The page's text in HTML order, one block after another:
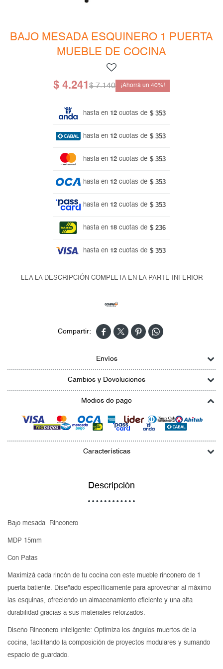
BAJO MESADA ESQUINERO 1 PUERTA
MUEBLE DE COCINA
$ 4.241 $ 7.140 40
hasta en 12 cuotas de $ 353
hasta en 12 cuotas de $ 353
hasta en 12 cuotas de $ 353
hasta en 12 cuotas de $ 353
hasta en 12 cuotas de $ 353
hasta en 18 cuotas de $ 236
hasta en 12 cuotas de $ 353
LEA LA DESCRIPCIÓN COMPLETA EN LA PARTE INFERIOR
   
Envíos
Cambios y Devoluciones
Medios de pago
Características
Descripción
Bajo mesada Rinconero
MDP 15mm
Con Patas
Maximizá cada rincón de tu cocina con este mueble rinconero de 1
puerta batiente. Diseñado específicamente para aprovechar al máximo
las esquinas, ofreciendo un almacenamiento eficiente y una alta
durabilidad gracias a sus materiales reforzados.
Diseño Rinconero Inteligente: Optimiza los ángulos muertos de la
cocina, facilitando la composición de proyectos modulares y sumando
espacio de guardado.
Bibliotecas